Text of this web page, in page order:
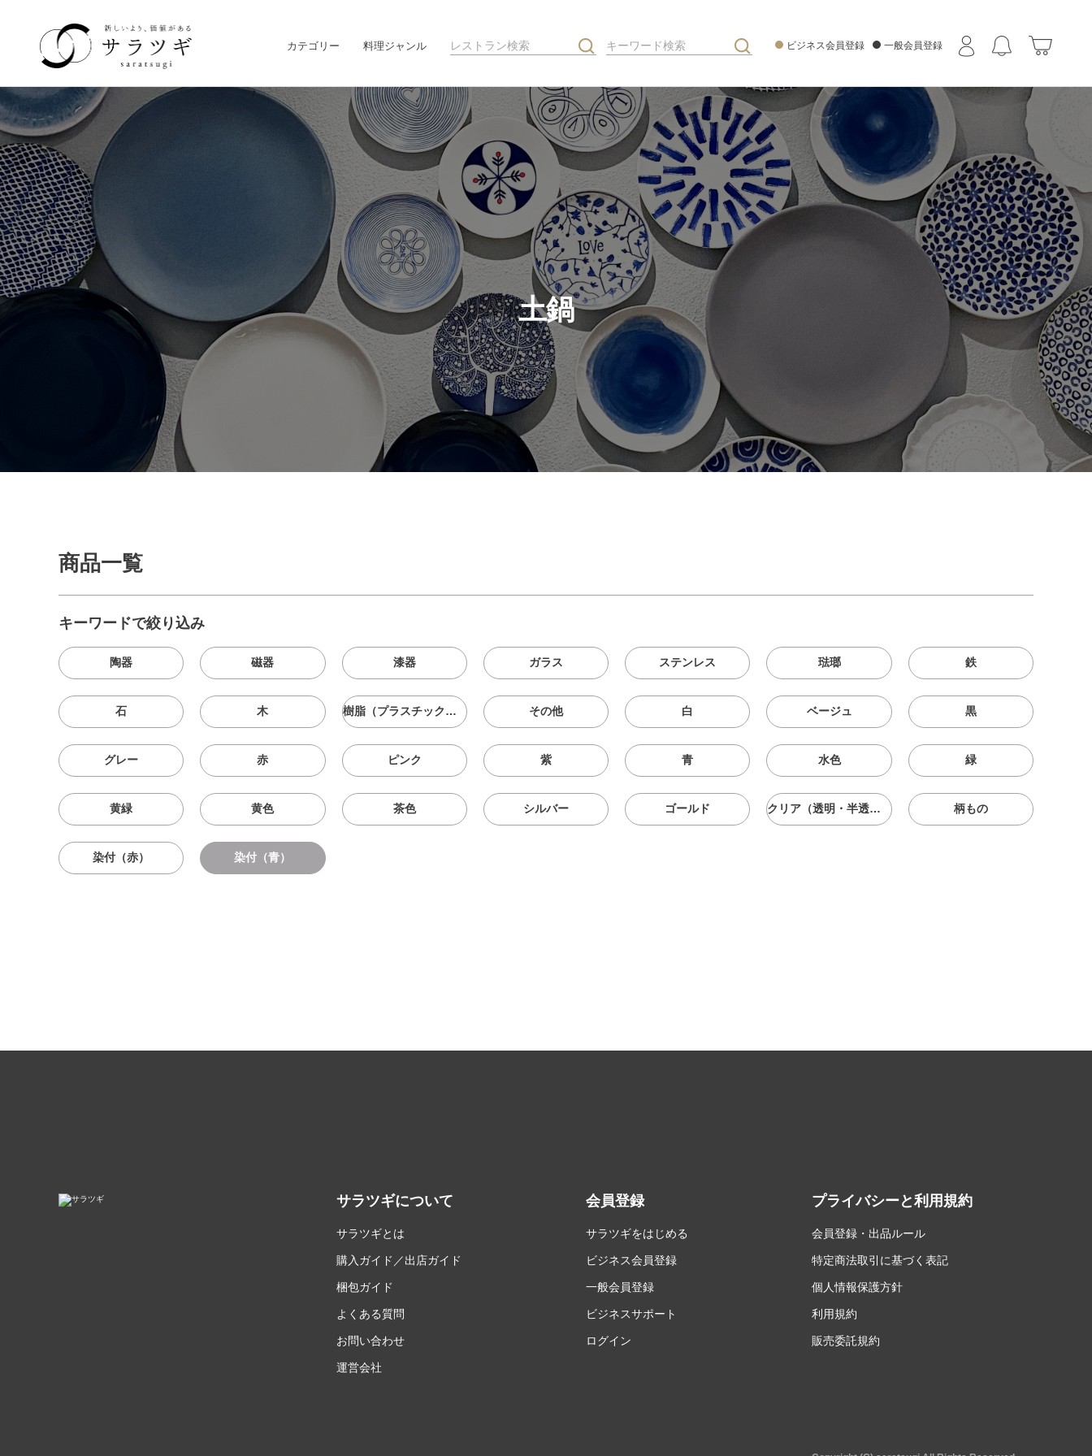
ビジネス会員登録 一般会員登録
カテゴリー 料理ジャンル
土鍋
商品一覧
キーワードで絞り込み
陶器 磁器 漆器 ガラス ステンレス 琺瑯 鉄
石 木 樹脂（プラスチック、メラニン、シリコン等） その他 白 ベージュ 黒
グレー 赤 ピンク 紫 青 水色 緑
黄緑 黄色 茶色 シルバー ゴールド クリア（透明・半透明） 柄もの
染付（赤） 染付（青）
サラツギについて
サラツギとは
購入ガイド／出店ガイド
梱包ガイド
よくある質問
お問い合わせ
運営会社
会員登録
サラツギをはじめる
ビジネス会員登録
一般会員登録
ビジネスサポート
ログイン
プライバシーと利用規約
会員登録・出品ルール
特定商法取引に基づく表記
個人情報保護方針
利用規約
販売委託規約